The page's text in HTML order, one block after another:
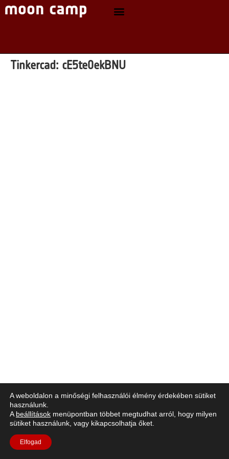
Tinkercad: cE5te0ekBNU
A weboldalon a minőségi felhasználói élmény érdekében sütiket
használunk.
A beállítások menüpontban többet megtudhat arról, hogy milyen
sütiket használunk, vagy kikapcsolhatja őket.
Elfogad